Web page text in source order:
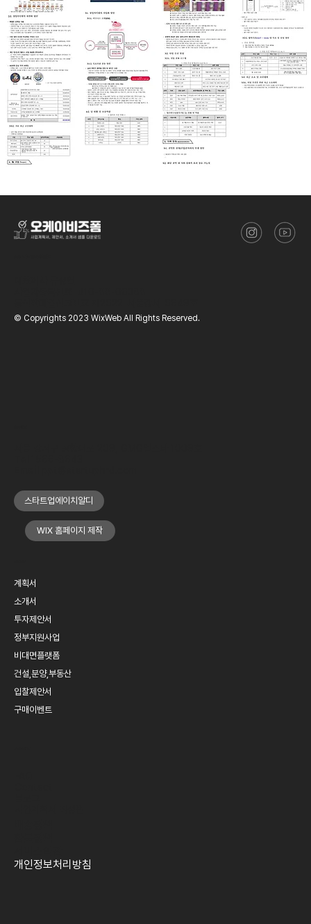
© Copyrights 2023 WixWeb All Rights Reserved.
WIX 홈페이지 제작
스타트업에이치알디
계획서
소개서
투자제안서
정부지원사업
비대면플랫폼
건설,분양,부동산
입찰제안서
구매이벤트
개인정보처리방침​